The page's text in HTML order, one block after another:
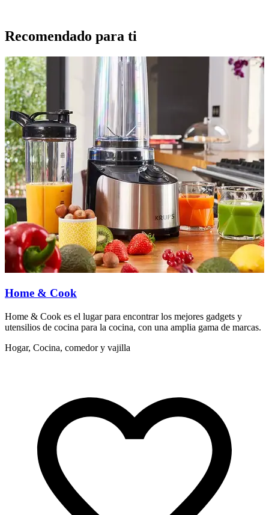
Recomendado para ti
Home & Cook
Home & Cook es el lugar para encontrar los mejores gadgets y
utensilios de cocina para la cocina, con una amplia gama de marcas.
Hogar, Cocina, comedor y vajilla